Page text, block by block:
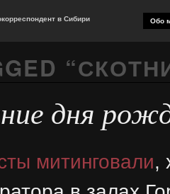
в Сибири Обо
“
дня
митинговали,